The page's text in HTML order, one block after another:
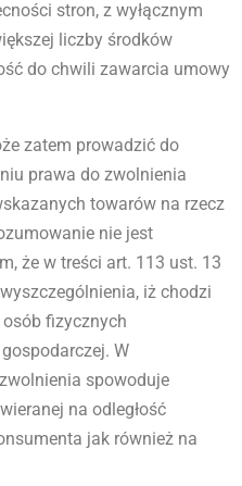
stron, z wyłącznym
liczby środków
do chwili zawarcia umowy
zatem prowadzić do
prawa do zwolnienia
towarów na rzecz
nie jest
że w treści art. 113 ust. 13
iż chodzi
osób fizycznych
W
spowoduje
na odległość
jak również na